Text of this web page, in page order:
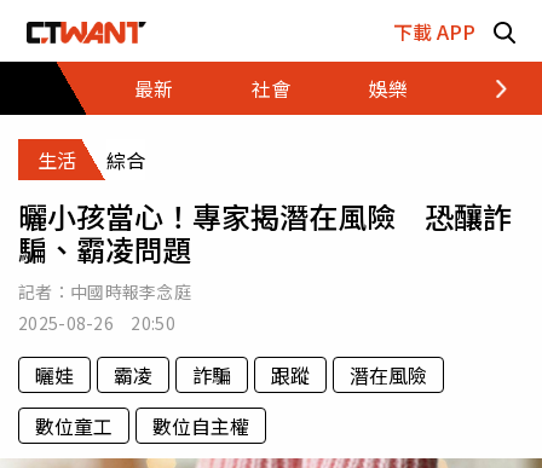
下載 APP
最新
社會 娛樂 財經
生活 綜合
曬小孩當心！專家揭潛在風險 恐釀詐
騙、霸凌問題
記者： 中國時報李念庭
2025-08-26 20:50
曬娃 霸凌 詐騙 跟蹤
潛在風險
數位童工
數位自主權